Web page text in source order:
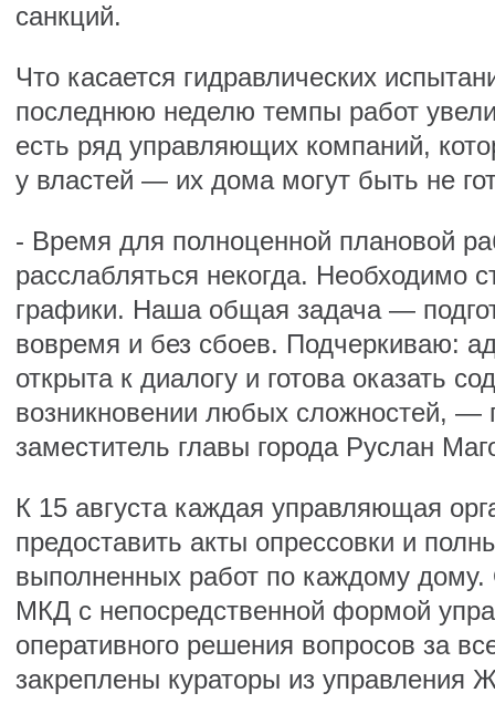
санкций.
Что касается гидравлических
последнюю неделю темпы работ
есть ряд управляющих компаний,
у властей — их дома могут быть не
- Время для полноценной плановой
расслабляться некогда. Необходимо
графики. Наша общая задача —
вовремя и без сбоев. Подчеркиваю:
открыта к диалогу и готова оказать
возникновении любых сложностей, —
заместитель главы города Руслан
К 15 августа каждая управляющая
предоставить акты опрессовки и
выполненных работ по каждому
МКД с непосредственной формой
оперативного решения вопросов за
закреплены кураторы из управления